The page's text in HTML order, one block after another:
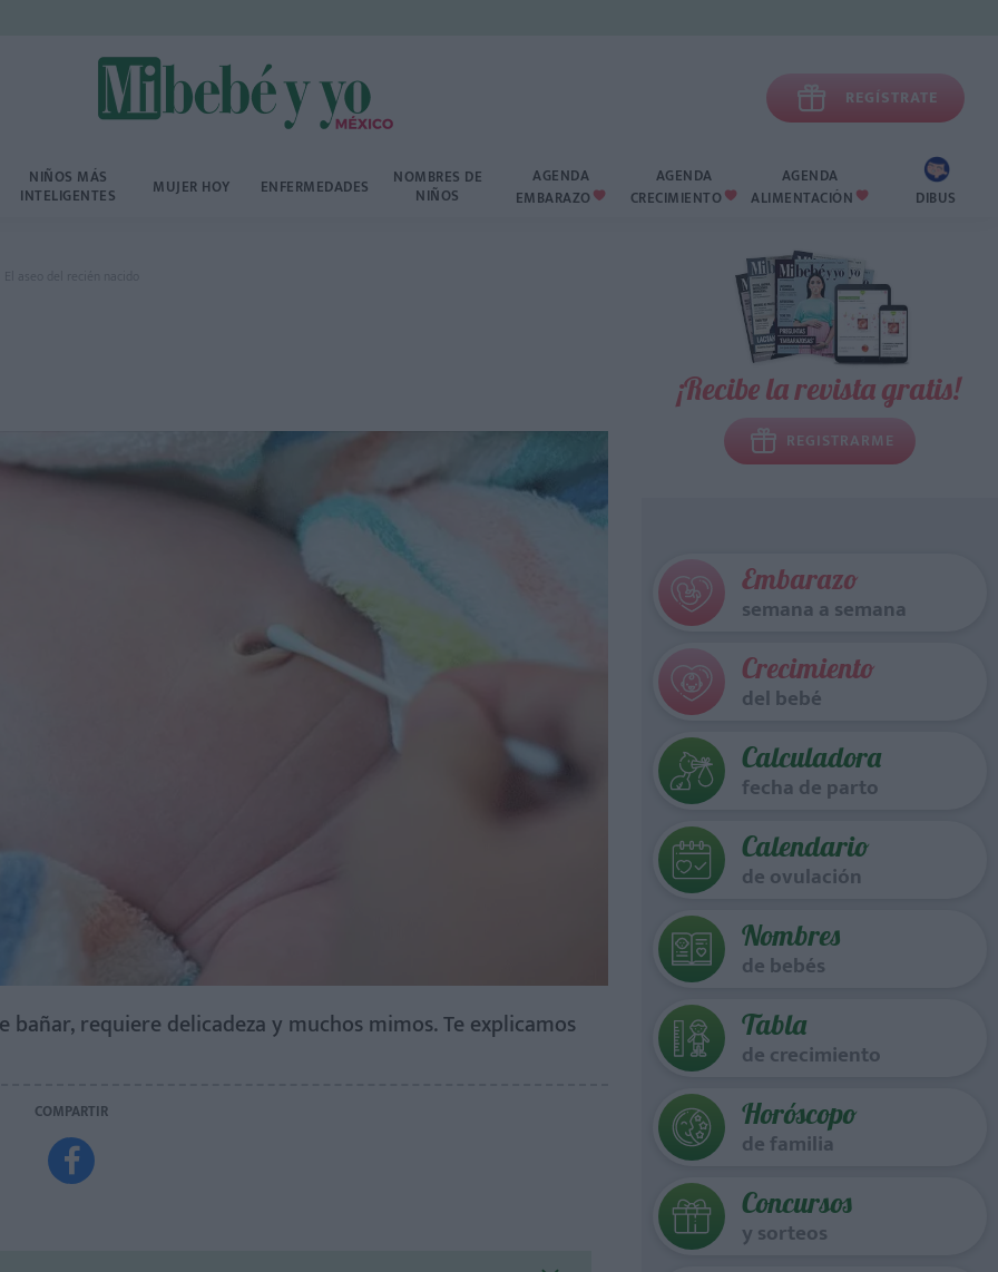
 REGÍSTRATE
NIÑOS MÁS
INTELIGENTES MUJER HOY ENFERMEDADES NOMBRES DE
NIÑOS
AGENDA
EMBARAZO 
AGENDA
CRECIMIENTO 
AGENDA
ALIMENTACIÓN  DIBUS
El aseo del recién nacido
requiere delicadeza y muchos mimos. Te explicamos
COMPARTIR

¡Recibe la revista gratis!
REGISTRARME
Embarazo
semana a semana
Crecimiento
del bebé
Calculadora
fecha de parto
Calendario
de ovulación
Nombres
de bebés
Tabla
de crecimiento
Horóscopo
de familia
Concursos
y sorteos